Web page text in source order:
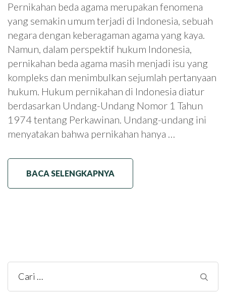
Pernikahan beda agama merupakan fenomena
yang semakin umum terjadi di Indonesia, sebuah
negara dengan keberagaman agama yang kaya.
Namun, dalam perspektif hukum Indonesia,
pernikahan beda agama masih menjadi isu yang
kompleks dan menimbulkan sejumlah pertanyaan
hukum. Hukum pernikahan di Indonesia diatur
berdasarkan Undang-Undang Nomor 1 Tahun
1974 tentang Perkawinan. Undang-undang ini
menyatakan bahwa pernikahan hanya …
BACA SELENGKAPNYA
Cari
untuk: